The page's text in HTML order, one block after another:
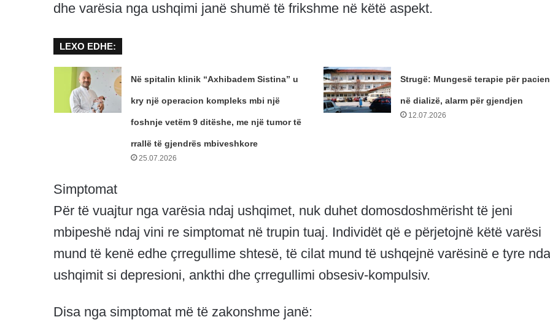
dhe varësia nga ushqimi janë shumë të frikshme në këtë aspekt.
LEXO EDHE:
Në spitalin klinik “Axhibadem Sistina” u
kry një operacion kompleks mbi një
foshnje vetëm 9 ditëshe, me një tumor të
rrallë të gjendrës mbiveshkore
25.07.2026
Strugë: Mungesë terapie për
në dializë, alarm për gjendjen
12.07.2026
Simptomat
Për të vuajtur nga varësia ndaj ushqimet, nuk duhet domosdoshmërisht të jeni
mbipeshë ndaj vini re simptomat në trupin tuaj. Individët që e përjetojnë këtë varësi
mund të kenë edhe çrregullime shtesë, të cilat mund të ushqejnë varësinë e tyre
ushqimit si depresioni, ankthi dhe çrregullimi obsesiv-kompulsiv.
Disa nga simptomat më të zakonshme janë: